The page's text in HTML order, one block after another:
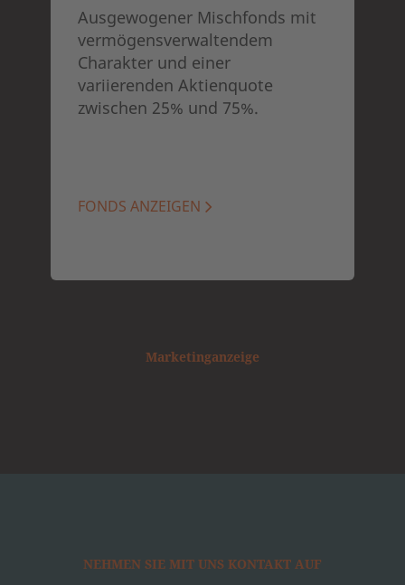
Ausgewogener Mischfonds mit
vermögensverwaltendem
Charakter und einer
variierenden Aktienquote
zwischen 25% und 75%.
FONDS ANZEIGEN
Marketinganzeige
NEHMEN SIE MIT UNS KONTAKT AUF